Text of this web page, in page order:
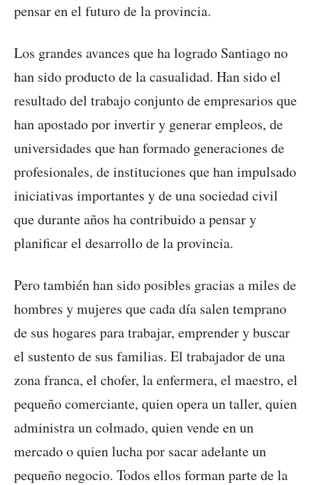
pensar en el futuro de la provincia.
Los grandes avances que ha logrado Santiago no
han sido producto de la casualidad. Han sido el
resultado del trabajo conjunto de empresarios que
han apostado por invertir y generar empleos, de
universidades que han formado generaciones de
profesionales, de instituciones que han impulsado
iniciativas importantes y de una sociedad civil
que durante años ha contribuido a pensar y
planificar el desarrollo de la provincia.
Pero también han sido posibles gracias a miles de
hombres y mujeres que cada día salen temprano
de sus hogares para trabajar, emprender y buscar
el sustento de sus familias. El trabajador de una
zona franca, el chofer, la enfermera, el maestro, el
pequeño comerciante, quien opera un taller, quien
administra un colmado, quien vende en un
mercado o quien lucha por sacar adelante un
pequeño negocio. Todos ellos forman parte de la